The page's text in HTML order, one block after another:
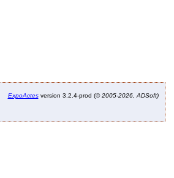
ExpoActesversion 3.2.4-prod (©2005-2026, ADSoft)